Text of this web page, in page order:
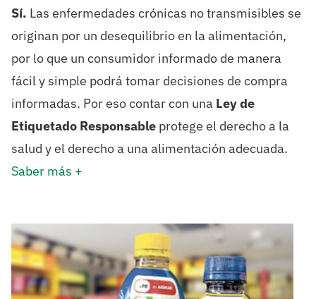
Sí. Las enfermedades crónicas no transmisibles se
originan por un desequilibrio en la alimentación,
por lo que un consumidor informado de manera
fácil y simple podrá tomar decisiones de compra
informadas. Por eso contar con una Ley de
Etiquetado Responsableprotege el derecho a la
salud y el derecho a una alimentación adecuada.
Saber más +